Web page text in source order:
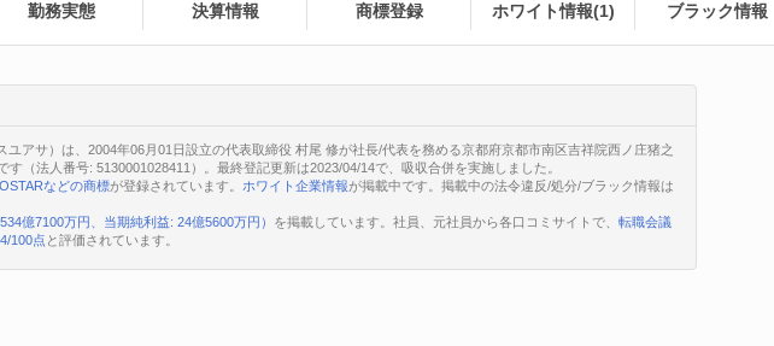
勤務実態 決算情報 商標登録 ホワイト情報(1) ブラック情報
ユアサ）は、2004年06月01日設立の代表取締役 村尾 修が社長/代表を務める京都府京都市南区吉祥院西ノ庄猪之
す（法人番号: 5130001028411）。最終登記更新は2023/04/14で、吸収合併を実施しました。
などの商標が登録されています。 ホワイト企業情報が掲載中です。掲載中の法令違反/処分/ブラック情報は
億7100万円、当期純利益: 24億5600万円） を掲載しています。社員、元社員から各口コミサイトで、 転職会議
100点 と評価されています。